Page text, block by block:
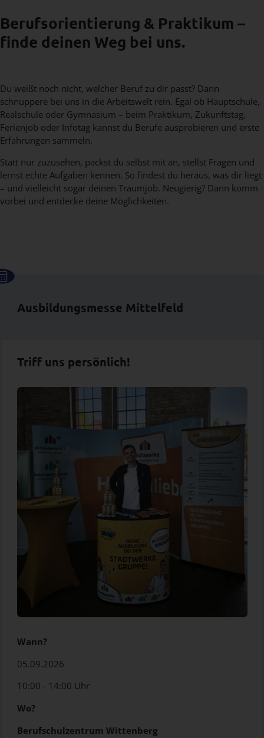
Berufsorientierung & Praktikum –
finde deinen Weg bei uns.
Du weißt noch nicht, welcher Beruf zu dir passt? Dann
schnuppere bei uns in die Arbeitswelt rein. Egal ob Hauptschule,
Realschule oder Gymnasium – beim Praktikum, Zukunftstag,
Ferienjob oder Infotag kannst du Berufe ausprobieren und erste
Erfahrungen sammeln.
Statt nur zuzusehen, packst du selbst mit an, stellst Fragen und
lernst echte Aufgaben kennen. So findest du heraus, was dir liegt
– und vielleicht sogar deinen Traumjob. Neugierig? Dann komm
vorbei und entdecke deine Möglichkeiten.
Ausbildungsmesse Mittelfeld
Triff uns persönlich!
Wann?
05.09.2026
10:00 - 14:00 Uhr
Wo?
Berufschulzentrum Wittenberg